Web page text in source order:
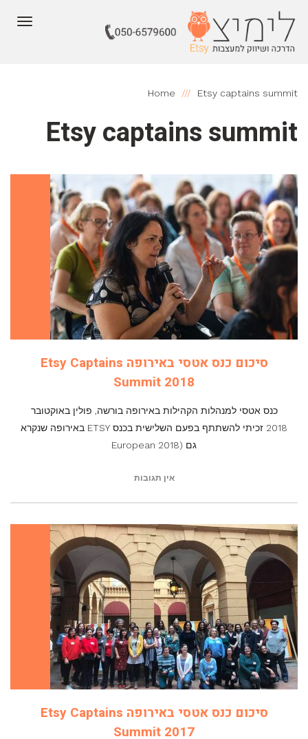
Home Etsy captains summit
Etsy captains summit
סיכום כנס אטסי באירופה Etsy Captains
Summit 2018
כנס אטסי למנהלות הקהילות באירופה בורשה, פולין באוקטובר
2018 זכיתי להשתתף בפעם השלישית בכנס ETSY באירופה שנקרא
גם (2018 European
אין תגובות
סיכום כנס אטסי באירופה Etsy Captains
Summit 2017